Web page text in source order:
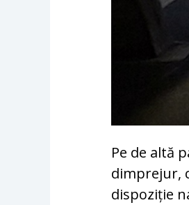
Pe de altă
dimprejur,
dispoziție